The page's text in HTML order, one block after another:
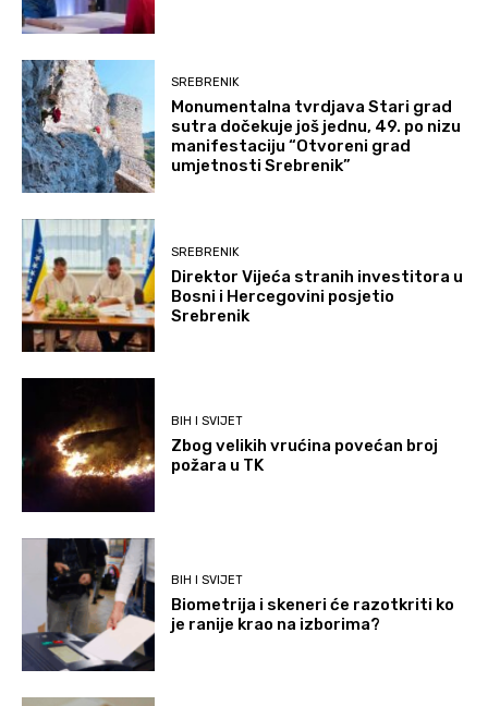
SREBRENIK
Monumentalna tvrdjava Stari grad
sutra dočekuje još jednu, 49. po nizu
manifestaciju “Otvoreni grad
umjetnosti Srebrenik”
SREBRENIK
Direktor Vijeća stranih investitora u
Bosni i Hercegovini posjetio
Srebrenik
BIH I SVIJET
Zbog velikih vrućina povećan broj
požara u TK
BIH I SVIJET
Biometrija i skeneri će razotkriti ko
je ranije krao na izborima?